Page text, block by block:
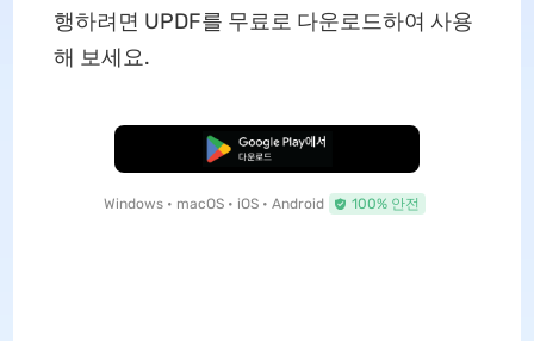
행하려면 UPDF를 무료로 다운로드하여 사용
해 보세요.
무료로 다운로드
Windows • macOS • iOS • Android 100% 안전